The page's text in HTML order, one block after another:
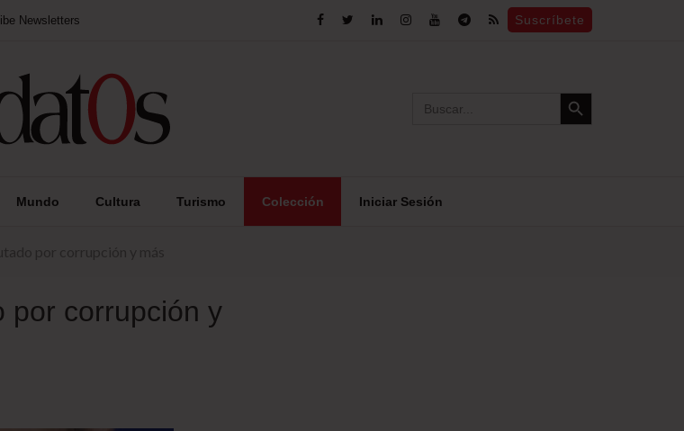
Newsletters Suscríbete
for:
Search Button
Mundo Cultura Turismo Colección Iniciar Sesión
por corrupción y